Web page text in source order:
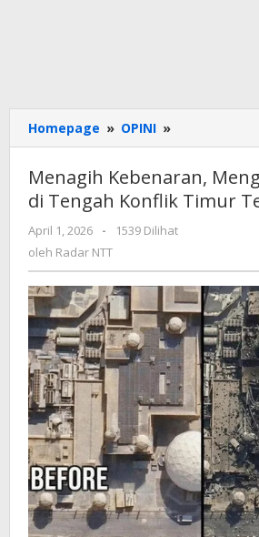
Homepage » OPINI »
Kebenaran,
Hoaks
di
Tengah
Menagih Kebenaran,
di Tengah Konflik Timur
April 1, 2026
oleh
Radar
-
1539 Dilihat
oleh Radar NTT